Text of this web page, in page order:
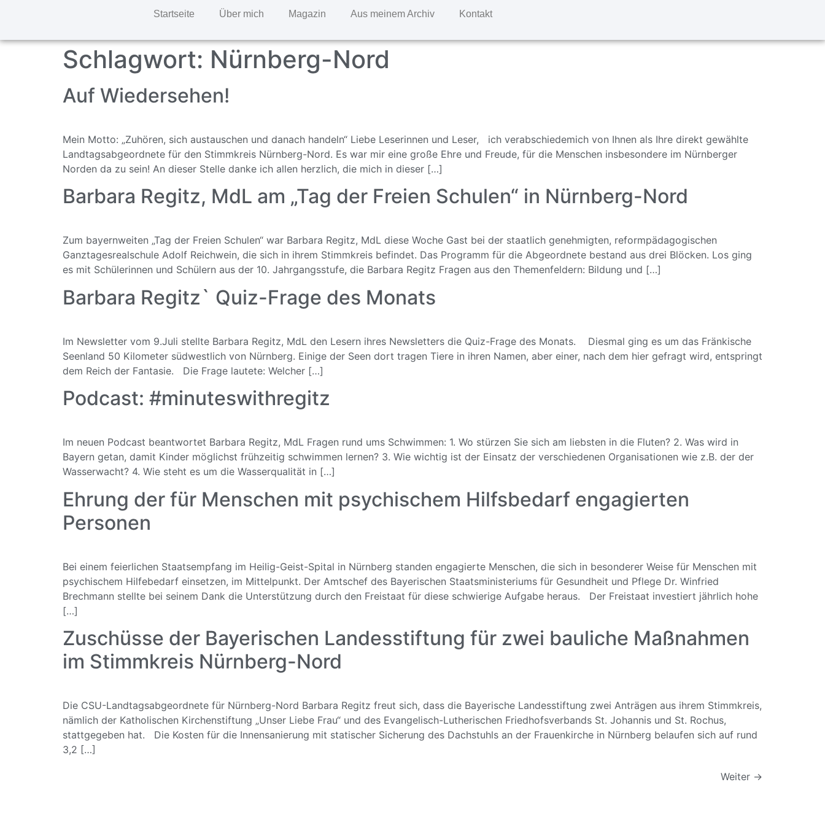
Startseite Über mich Magazin Aus meinem Archiv Kontakt
Schlagwort: Nürnberg-Nord
Auf Wiedersehen!
Mein Motto: „Zuhören, sich austauschen und danach handeln“ Liebe Leserinnen und Leser, ich verabschiedemich von Ihnen als Ihre direkt gewählte
Landtagsabgeordnete für den Stimmkreis Nürnberg-Nord. Es war mir eine große Ehre und Freude, für die Menschen insbesondere im Nürnberger
Norden da zu sein! An dieser Stelle danke ich allen herzlich, die mich in dieser […]
Barbara Regitz, MdL am „Tag der Freien Schulen“ in Nürnberg-Nord
Zum bayernweiten „Tag der Freien Schulen“ war Barbara Regitz, MdL diese Woche Gast bei der staatlich genehmigten, reformpädagogischen
Ganztagesrealschule Adolf Reichwein, die sich in ihrem Stimmkreis befindet. Das Programm für die Abgeordnete bestand aus drei Blöcken. Los ging
es mit Schülerinnen und Schülern aus der 10. Jahrgangsstufe, die Barbara Regitz Fragen aus den Themenfeldern: Bildung und […]
Barbara Regitz` Quiz-Frage des Monats
Im Newsletter vom 9.Juli stellte Barbara Regitz, MdL den Lesern ihres Newsletters die Quiz-Frage des Monats. Diesmal ging es um das Fränkische
Seenland 50 Kilometer südwestlich von Nürnberg. Einige der Seen dort tragen Tiere in ihren Namen, aber einer, nach dem hier gefragt wird, entspringt
dem Reich der Fantasie. Die Frage lautete: Welcher […]
Podcast: #minuteswithregitz
Im neuen Podcast beantwortet Barbara Regitz, MdL Fragen rund ums Schwimmen: 1. Wo stürzen Sie sich am liebsten in die Fluten? 2. Was wird in
Bayern getan, damit Kinder möglichst frühzeitig schwimmen lernen? 3. Wie wichtig ist der Einsatz der verschiedenen Organisationen wie z.B. der der
Wasserwacht? 4. Wie steht es um die Wasserqualität in […]
Ehrung der für Menschen mit psychischem Hilfsbedarf engagierten
Personen
Bei einem feierlichen Staatsempfang im Heilig-Geist-Spital in Nürnberg standen engagierte Menschen, die sich in besonderer Weise für Menschen mit
psychischem Hilfebedarf einsetzen, im Mittelpunkt. Der Amtschef des Bayerischen Staatsministeriums für Gesundheit und Pflege Dr. Winfried
Brechmann stellte bei seinem Dank die Unterstützung durch den Freistaat für diese schwierige Aufgabe heraus. Der Freistaat investiert jährlich hohe
[…]
Zuschüsse der Bayerischen Landesstiftung für zwei bauliche Maßnahmen
im Stimmkreis Nürnberg-Nord
Die CSU-Landtagsabgeordnete für Nürnberg-Nord Barbara Regitz freut sich, dass die Bayerische Landesstiftung zwei Anträgen aus ihrem Stimmkreis,
nämlich der Katholischen Kirchenstiftung „Unser Liebe Frau“ und des Evangelisch-Lutherischen Friedhofsverbands St. Johannis und St. Rochus,
stattgegeben hat. Die Kosten für die Innensanierung mit statischer Sicherung des Dachstuhls an der Frauenkirche in Nürnberg belaufen sich auf rund
3,2 […]
Weiter →